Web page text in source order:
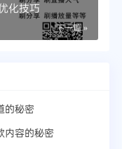
化技巧
下一篇 »
的秘密
容的秘密